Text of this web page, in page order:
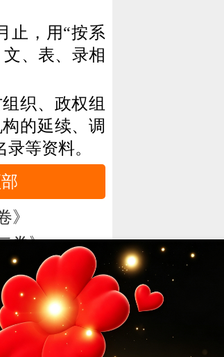
止，用“按系
、表、录相
织、政权组
的延续、调
等资料。
》
卷》
报中心